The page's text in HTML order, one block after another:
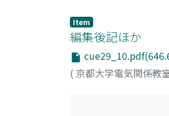
Item
編集後記ほか
( 京都大学電気関係教